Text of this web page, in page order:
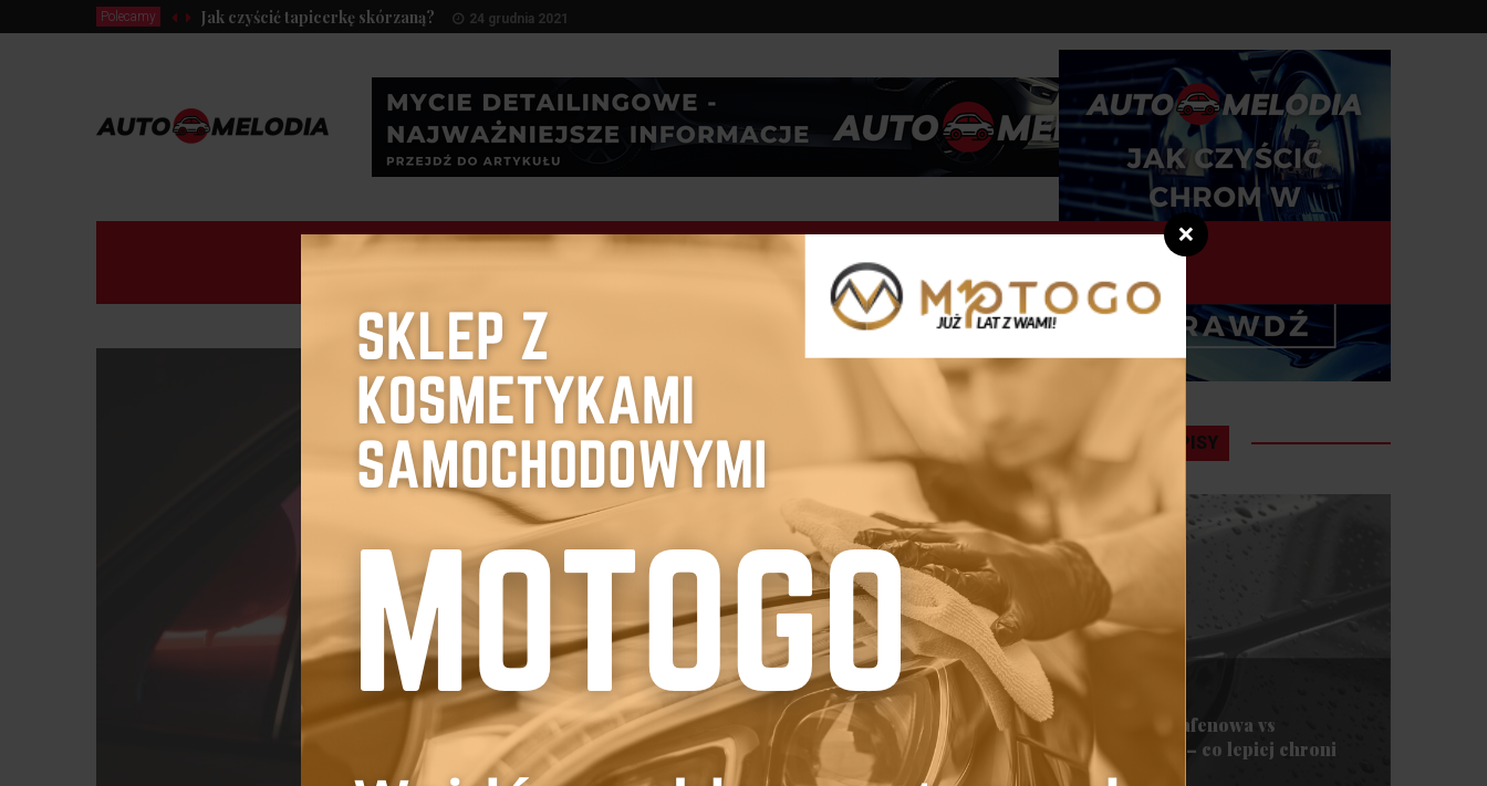
Polecamy Jak czyścić tapicerkę skórzaną? 24 grudnia 2021
DZISIAJ
Sobota 08 - 08 - 2026
KOSMETYKI SAMOCHODOWE
OSTATNIE WPISY
Powłoka grafenowa vs
ceramiczna – co lepiej chroni
lakier?
❌